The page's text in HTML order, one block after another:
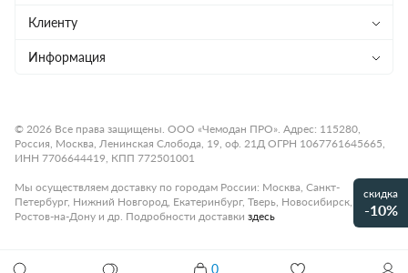
0
Сумка женская BRIC'S X-COLLECTION BXG43918.078
Чемоданы
Рюкзаки
Аксессуары
Премиум
Акции и распродажи
Клиенту
Магазины
Гарантия и возврат
Карьера
Информация
Программа лояльности
Подарочные карты
Статьи
Контакты
© 2026 Все права защищены. ООО «Чемодан ПРО». Адрес: 115280,
Россия, Москва, Ленинская Слобода, 19, оф. 21Д ОГРН 1067761645665,
ИНН 7706644419, КПП 772501001
Мы осуществляем доставку по городам России: Москва, Санкт-
Петербург, Нижний Новгород, Екатеринбург, Тверь, Новосибирск,
Ростов-на-Дону и др. Подробности доставки здесь
скидка
-10%